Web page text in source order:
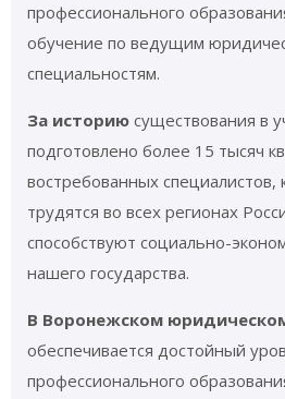
профессионального
обучение по ведущим
специальностям.
За историю существования в
подготовлено более 15 тысяч
востребованных
трудятся во всех регионах
способствуют социально-
нашего государства.
В Воронежском
обеспечивается достойный
профессионального